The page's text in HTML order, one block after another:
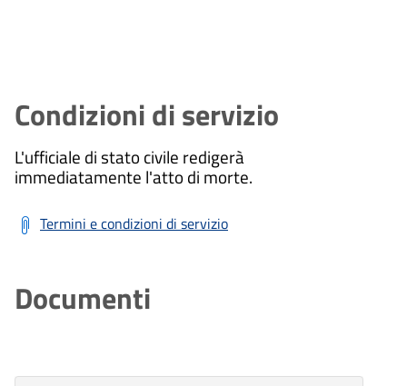
Condizioni di servizio
L'ufficiale di stato civile redigerà
immediatamente l'atto di morte.
Termini e condizioni di servizio
Documenti